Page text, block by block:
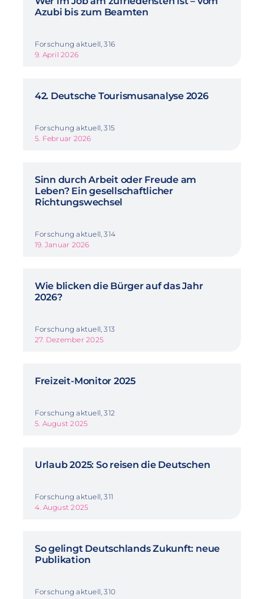
Azubi bis zum Beamten
Forschung aktuell, 316
9. April 2026
42. Deutsche Tourismusanalyse 2026
Forschung aktuell, 315
5. Februar 2026
Sinn durch Arbeit oder Freude am
Leben? Ein gesellschaftlicher
Richtungswechsel
Forschung aktuell, 314
19. Januar 2026
Wie blicken die Bürger auf das Jahr
2026?
Forschung aktuell, 313
27. Dezember 2025
Freizeit-Monitor 2025
Forschung aktuell, 312
5. August 2025
Urlaub 2025: So reisen die Deutschen
Forschung aktuell, 311
4. August 2025
So gelingt Deutschlands Zukunft: neue
Publikation
Forschung aktuell, 310